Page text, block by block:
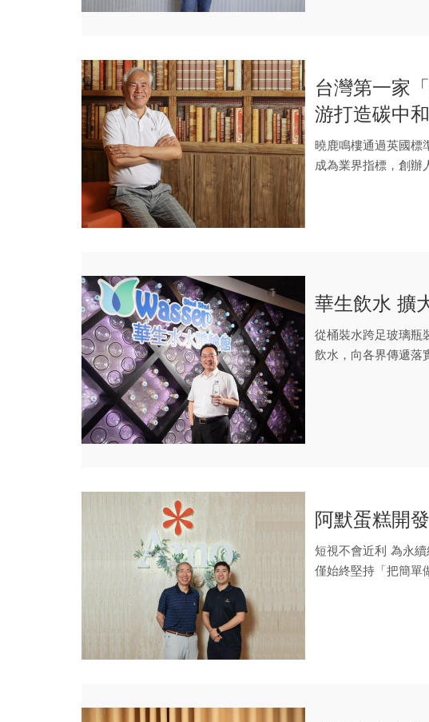
台灣第一家
游打造碳中
曉鹿鳴樓通過英國標
成為業界指標，創辦
華生飲水 擴
從桶裝水跨足玻璃瓶
飲水，向各界傳遞落
阿默蛋糕開
短視不會近利 為永
僅始終堅持「把簡單